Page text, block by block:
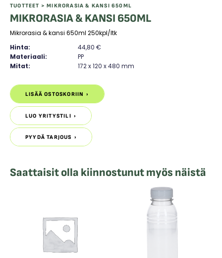
TUOTTEET > MIKRORASIA & KANSI 650ML
MIKRORASIA & KANSI 650ML
Mikrorasia & kansi 650ml 250kpl/ltk
Hinta:
44,80€
Materiaali:
PP
Mitat:
172 x 120 x 480 mm
&
KANSI
650ML
määrä
LISÄÄ OSTOSKORIIN
LISÄÄ OSTOSKORIIN
LUO YRITYSTILI
LUO YRITYSTILI
PYYDÄ TARJOUS
PYYDÄ TARJOUS
Saattaisit olla kiinnostunut myös näistä